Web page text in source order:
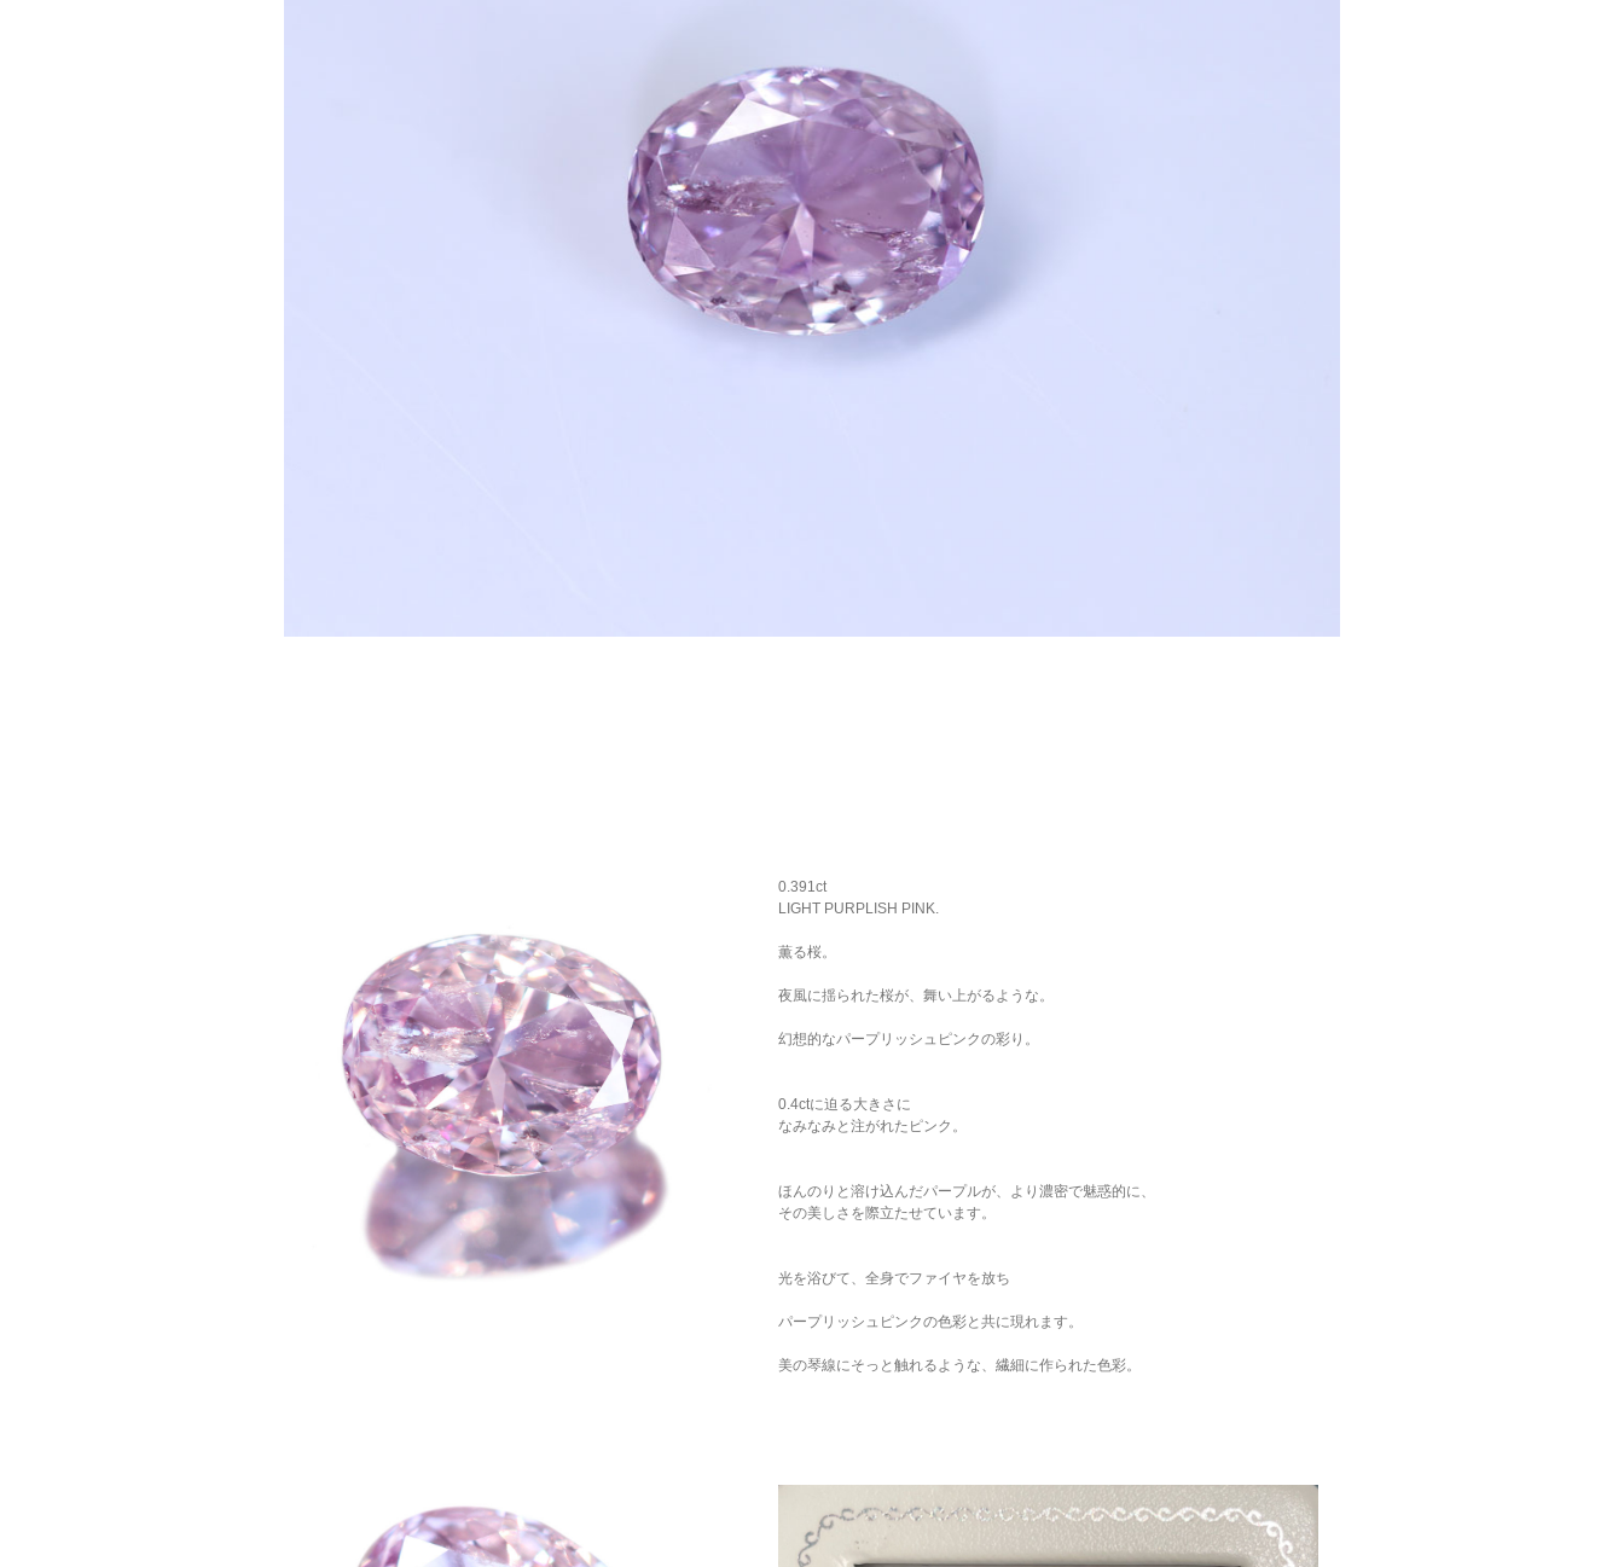
0.391ct
LIGHT PURPLISH PINK.
薫る桜。
夜風に揺られた桜が、舞い上がるような。
幻想的なパープリッシュピンクの彩り。
0.4ctに迫る大きさに
なみなみと注がれたピンク。
ほんのりと溶け込んだパープルが、より濃密で魅惑的に、
その美しさを際立たせています。
光を浴びて、全身でファイヤを放ち
パープリッシュピンクの色彩と共に現れます。
美の琴線にそっと触れるような、繊細に作られた色彩。
ご注文手続き カートを見る お買い物を続ける